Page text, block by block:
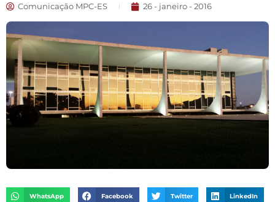
Comunicação MPC-ES 26 - janeiro - 2016
WhatsApp Facebook Twitter LinkedIn